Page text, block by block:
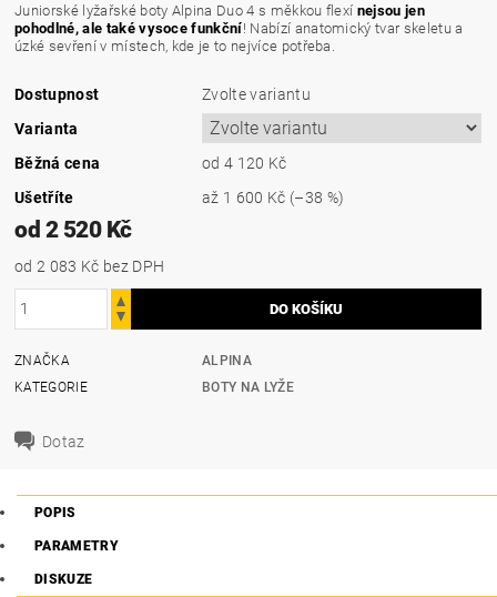
Juniorské lyžařské boty Alpina Duo 4 s měkkou flexí nejsou jen
pohodlné, ale také vysoce funkční! Nabízí anatomický tvar skeletu a
úzké sevření v místech, kde je to nejvíce potřeba.
Dostupnost
Zvolte variantu
Varianta
Běžná cena
od 4 120 Kč
Ušetříte
až 1 600 Kč (–38 %)
od 2 520 Kč
od 2 083 Kč bez DPH
ZNAČKA
ALPINA
KATEGORIE
BOTY NA LYŽE
Dotaz
POPIS
PARAMETRY
DISKUZE